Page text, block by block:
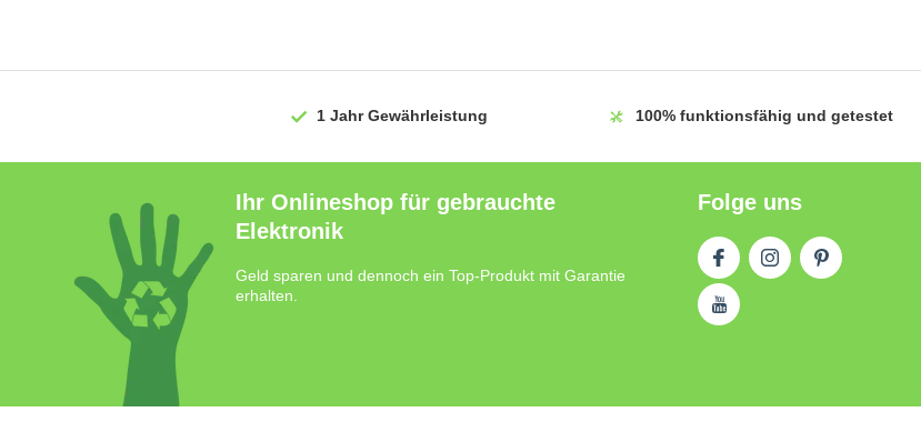
1 JahrGewährleistung 100% funktionsfähig und getestet
Ihr Onlineshop für gebrauchte
Elektronik
Geld sparen und dennoch ein Top-Produkt mit Garantie
erhalten.
Folge uns